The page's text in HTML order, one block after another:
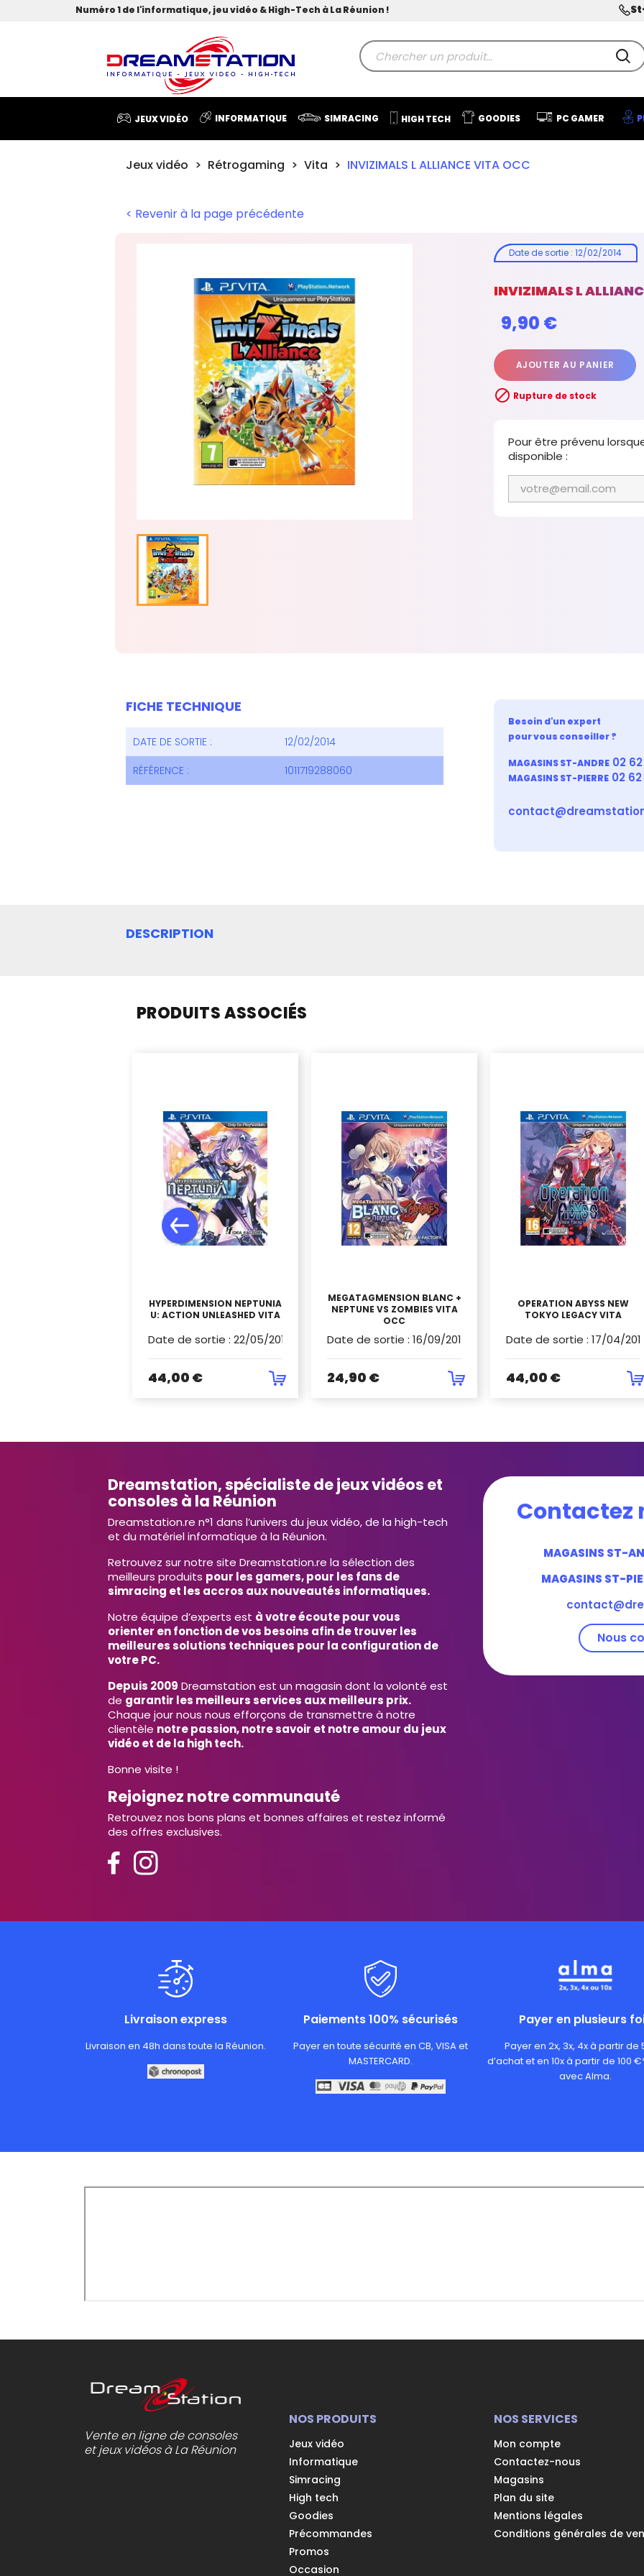
Numéro 1 de l'informatique, jeu vidéo & High-Tech à La Réunion !
JEUX VIDÉO INFORMATIQUE SIMRACING HIGH TECH GOODIES PC GAMER
Jeux vidéo Rétrogaming Vita INVIZIMALS L ALLIANCE VITA OCC
< Revenir à la page précédente
Date de sortie :12/02/2014
INVIZIMALS L
9,90 €
AJOUTER AU PANIER
 Rupture de stock
Pour être prévenu
disponible :
FICHE TECHNIQUE
DATE DE SORTIE :
12/02/2014
RÉFÉRENCE :
1011719288060
Besoin d'un expert
pour vous conseiller ?
MAGASINS ST-ANDRE 02
MAGASINS ST-PIERRE 02
DESCRIPTION
PRODUITS ASSOCIÉS
HYPERDIMENSION NEPTUNIA
U: ACTION UNLEASHED VITA
Date de sortie : 22/05/2015
44,00 €
MEGATAGMENSION BLANC +
NEPTUNE VS ZOMBIES VITA
OCC
Date de sortie : 16/09/2016
24,90 €
OPERATION ABYSS NEW
TOKYO LEGACY VITA
Date de sortie : 17/04/2015
44,00 €
Dreamstation, spécialiste de jeux vidéos et
consoles à la Réunion
Dreamstation.re n°1 dans l’univers du jeux vidéo, de la high-tech
et du matériel informatique à la Réunion.
Retrouvez sur notre site Dreamstation.re la sélection des
meilleurs produits pour les gamers, pour les fans de
simracing et les accros aux nouveautés informatiques.
Notre équipe d’experts est à votre écoute pour vous
orienter en fonction de vos besoins afin de trouver les
meilleures solutions techniques pour la configuration de
votre PC.
Depuis 2009 Dreamstation est un magasin dont la volonté est
de garantir les meilleurs services aux meilleurs prix.
Chaque jour nous nous efforçons de transmettre à notre
clientèle notre passion, notre savoir et notre amour du jeux
vidéo et de la high tech.
Bonne visite !
Rejoignez notre communauté
Retrouvez nos bons plans et bonnes affaires et restez informé
des offres exclusives.
Contactez
MAGASINS ST-
MAGASINS ST-
Nous
Livraison express
Livraison en 48h dans toute la Réunion.
Paiements 100% sécurisés
Payer en toute sécurité en CB, VISA et
MASTERCARD.
Payer en plusieurs
Payer en 2x, 3x, 4x à partir de
d’achat et en 10x à partir de 100
avec Alma.
Vente en ligne de consoles
et jeux vidéos à La Réunion
NOS PRODUITS
Jeux vidéo
Informatique
Simracing
High tech
Goodies
Précommandes
Promos
Occasion
NOS SERVICES
Mon compte
Contactez-nous
Magasins
Plan du site
Mentions légales
Conditions générales de